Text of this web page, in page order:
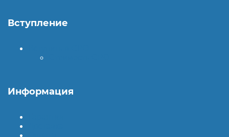
Вступление
Информация